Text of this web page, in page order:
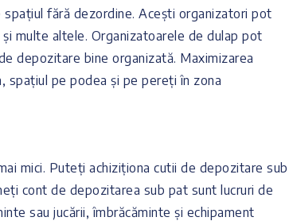
fără dezordine. Acești organizatori pot
multe altele. Organizatoarele de dulap pot
depozitare bine organizată. Maximizarea
spațiul pe podea și pe pereți în zona
mici. Puteți achiziționa cutii de depozitare sub
cont de depozitarea sub pat sunt lucruri de
sau jucării, îmbrăcăminte și echipament